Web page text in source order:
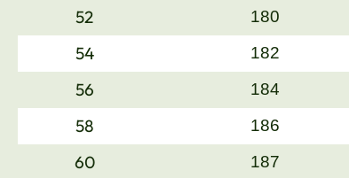
52 180
54 182
56 184
58 186
60 187